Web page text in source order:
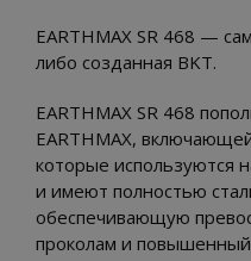
EARTHMAX SR 468 —
либо созданная BKT.
EARTHMAX SR 468
EARTHMAX,
которые используются
и имеют полностью
обеспечивающую
проколам и